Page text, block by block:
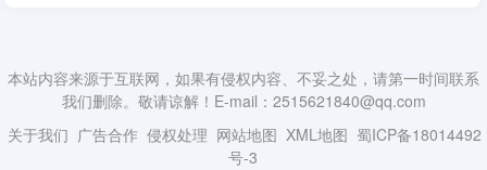
本站内容来源于互联网，如果有侵权内容、不妥之处，请第一时间联系
我们删除。敬请谅解！E-mail：2515621840@qq.com
关于我们 广告合作 侵权处理 网站地图 XML地图 蜀ICP备18014492
号-3